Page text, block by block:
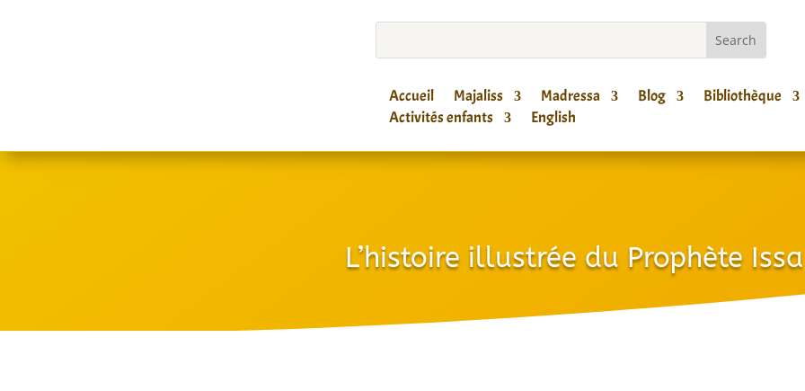
Accueil Majaliss Madressa Blog
Bibliothèque
Activités enfants
English
L’histoire illustrée du Prophète